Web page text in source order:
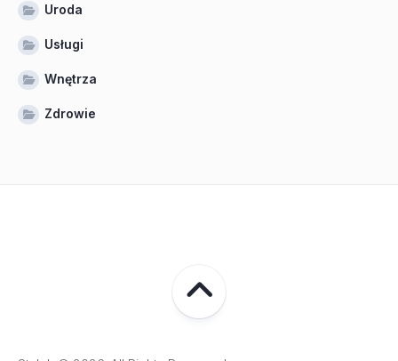
Uroda
Usługi
Wnętrza
Zdrowie